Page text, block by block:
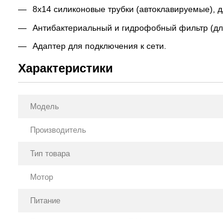
8x14 силиконовые трубки (автоклавируемые),
Антибактериальный и гидрофобный фильтр
Адаптер для подключения к сети.
Характеристики
Модель
Производитель
Тип товара
Мотор
Питание